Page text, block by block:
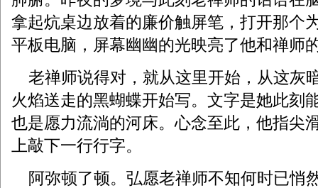
拿起炕桌边放着的廉价触屏笔，打开那个
平板电脑，屏幕幽幽的光映亮了他和禅师
老禅师说得对，就从这里开始，从这灰
火焰送走的黑蝴蝶开始写。文字是她此刻
也是愿力流淌的河床。心念至此，他指尖
上敲下一行行字。
阿弥顿了顿。弘愿老禅师不知何时已悄